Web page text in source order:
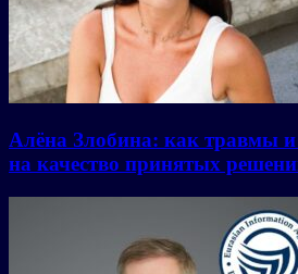
Алёна Злобина: как травмы
на качество принятых